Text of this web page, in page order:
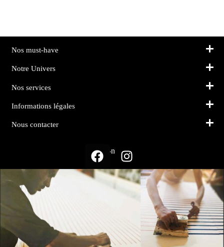
Nos must-have
Notre Univers
Nos services
Informations légales
Nous contacter
Suivez-nous sur